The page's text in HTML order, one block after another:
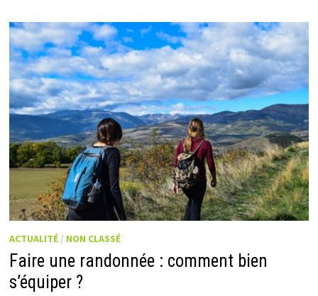
ACTUALITÉ / NON CLASSÉ
Faire une randonnée : comment bien
s’équiper ?